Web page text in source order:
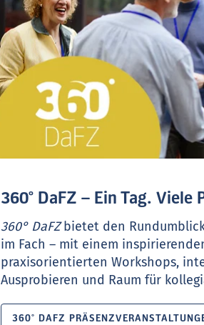
360° DaFZ – Ein Tag. Viele
360° DaFZbietet den
im Fach – mit einem
praxisorientierten Workshops,
Ausprobieren und Raum für
360° DAFZ